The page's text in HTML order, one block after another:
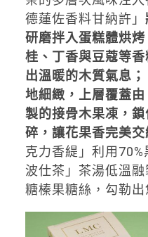
德蓮佐香料甘納許」
研磨拌入蛋糕體烘
桂、丁香與豆蔻等
出溫暖的木質氣息；
地細緻，上層覆蓋
製的接骨木果凍，
碎，讓花果香完美交
克力香緹」利用
波仕茶」茶湯低溫
糖榛果糖絲，勾勒出